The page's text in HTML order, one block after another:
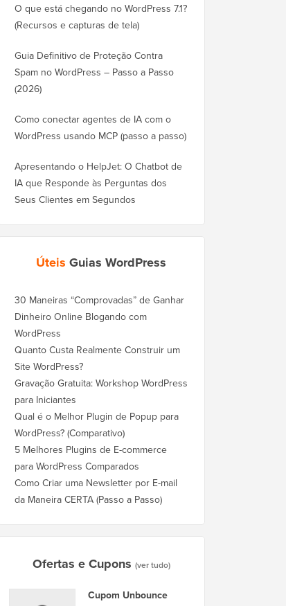
O que está chegando no WordPress 7.1?
(Recursos e capturas de tela)
Guia Definitivo de Proteção Contra
Spam no WordPress – Passo a Passo
(2026)
Como conectar agentes de IA com o
WordPress usando MCP (passo a passo)
Apresentando o HelpJet: O Chatbot de
IA que Responde às Perguntas dos
Seus Clientes em Segundos
Úteis Guias WordPress
30 Maneiras “Comprovadas” de Ganhar
Dinheiro Online Blogando com
WordPress
Quanto Custa Realmente Construir um
Site WordPress?
Gravação Gratuita: Workshop WordPress
para Iniciantes
Qual é o Melhor Plugin de Popup para
WordPress? (Comparativo)
5 Melhores Plugins de E-commerce
para WordPress Comparados
Como Criar uma Newsletter por E-mail
da Maneira CERTA (Passo a Passo)
Ofertas e Cupons (ver tudo)
Cupom Unbounce